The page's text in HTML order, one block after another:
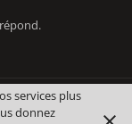
services plus
donnez